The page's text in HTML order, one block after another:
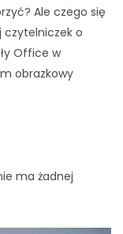
Ale czego się
czytelniczek o
Office w
obrazkowy
ma żadnej